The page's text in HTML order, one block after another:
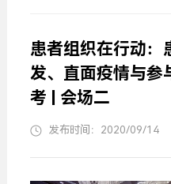
患者组织在行动：
发、直面疫情与参
考 | 会场二
发布时间：2020/09/14